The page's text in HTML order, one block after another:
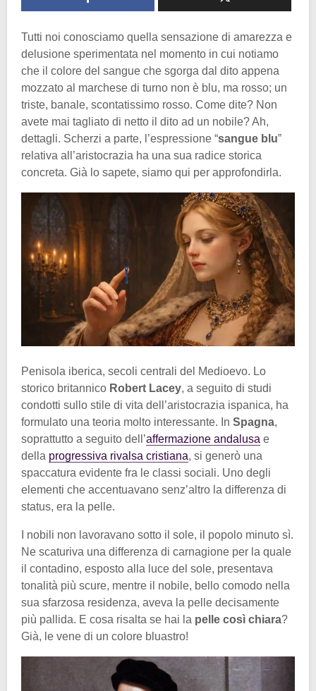
Tutti noi conosciamo quella sensazione di amarezza e
delusione sperimentata nel momento in cui notiamo
che il colore del sangue che sgorga dal dito appena
mozzato al marchese di turno non è blu, ma rosso; un
triste, banale, scontatissimo rosso. Come dite? Non
avete mai tagliato di netto il dito ad un nobile? Ah,
dettagli. Scherzi a parte, l’espressione “sangue blu”
relativa all’aristocrazia ha una sua radice storica
concreta. Già lo sapete, siamo qui per approfondirla.
Penisola iberica, secoli centrali del Medioevo. Lo
storico britannico Robert Lacey, a seguito di studi
condotti sullo stile di vita dell’aristocrazia ispanica, ha
formulato una teoria molto interessante. In Spagna,
soprattutto a seguito dell’affermazione andalusa e
della progressiva rivalsa cristiana, si generò una
spaccatura evidente fra le classi sociali. Uno degli
elementi che accentuavano senz’altro la differenza di
status, era la pelle.
I nobili non lavoravano sotto il sole, il popolo minuto sì.
Ne scaturiva una differenza di carnagione per la quale
il contadino, esposto alla luce del sole, presentava
tonalità più scure, mentre il nobile, bello comodo nella
sua sfarzosa residenza, aveva la pelle decisamente
più pallida. E cosa risalta se hai la pelle così chiara?
Già, le vene di un colore bluastro!